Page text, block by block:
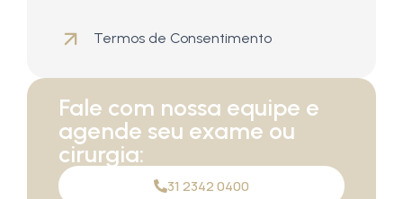
Termos de Consentimento
Fale com nossa equipe e
agende seu exame ou
cirurgia:
31 2342 0400